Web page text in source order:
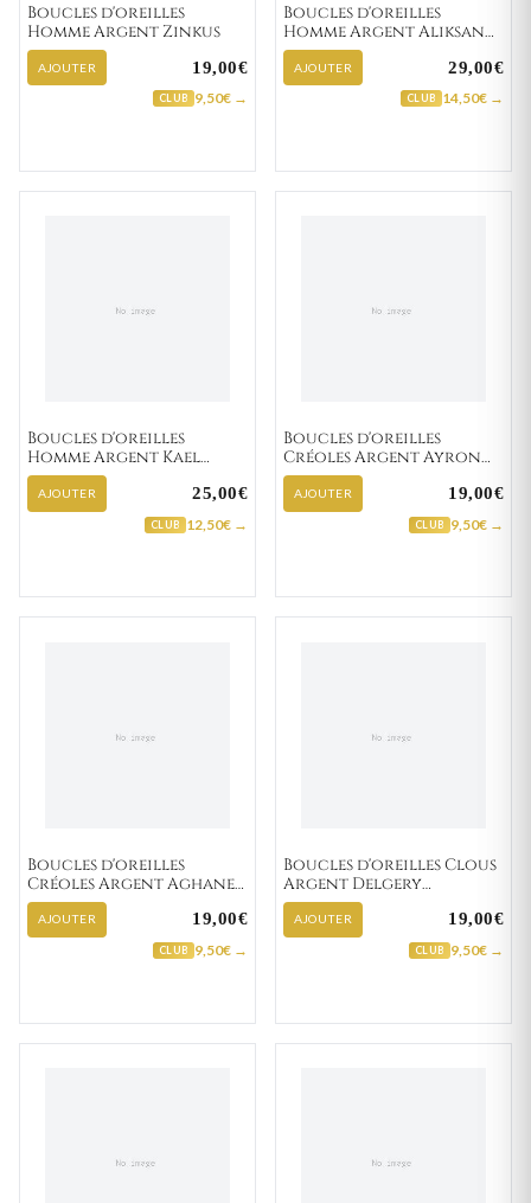
Boucles d'oreilles
Homme Argent Zinkus
AJOUTER 19,00€
CLUB 9,50€ →
Boucles d'oreilles
Homme Argent Aliksan
Texturé
AJOUTER 29,00€
CLUB 14,50€ →
Boucles d'oreilles
Homme Argent Kael
Texturé
AJOUTER 25,00€
CLUB 12,50€ →
Boucles d'oreilles
Créoles Argent Ayron
Minimaliste
AJOUTER 19,00€
CLUB 9,50€ →
Boucles d'oreilles
Créoles Argent Aghane
Minimaliste
AJOUTER 19,00€
CLUB 9,50€ →
Boucles d'oreilles Clous
Argent Delgery
Zirconium Rose
AJOUTER 19,00€
CLUB 9,50€ →